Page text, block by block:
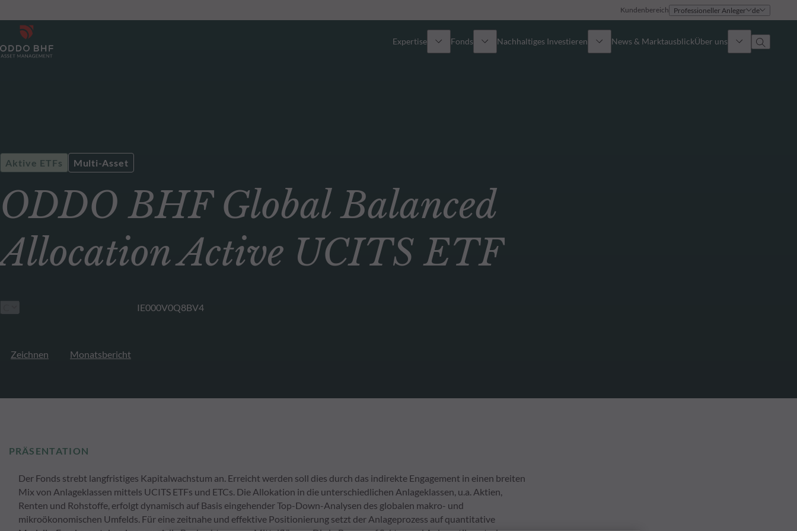
Kundenbereich Professioneller Anleger de
Expertise
Multi-Asset
Private Assets
Fonds
Wie kann ich Fonds zeichnen?
Nachhaltiges Investieren News & MarktausblickÜber uns
ODDO BHF Global Balanced
Allocation Active UCITS ETF
Aktive ETFs Multi-Asset
IE000V0Q8BV4
Zeichnen Monatsbericht
PRÄSENTATION
Der Fonds strebt langfristiges Kapitalwachstum an. Erreicht werden soll dies durch das indirekte Engagement in einen breiten
Mix von Anlageklassen mittels UCITS ETFs und ETCs. Die Allokation in die unterschiedlichen Anlageklassen, u.a. Aktien,
Renten und Rohstoffe, erfolgt dynamisch auf Basis eingehender Top-Down-Analysen des globalen makro- und
mikroökonomischen Umfelds. Für eine zeitnahe und effektive Positionierung setzt der Anlageprozess auf quantitative